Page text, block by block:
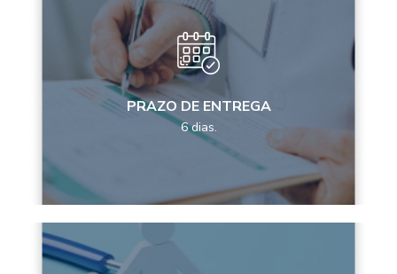
PRAZO DE ENTREGA
6 dias.